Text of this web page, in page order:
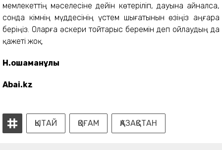
мемлекеттің мәселесіне дейін көтеріліп, дауына айналса,
сонда кімнің мүддесінің үстем шығатынын өзіңіз аңғара
беріңіз. Оларға әскери тойтарыс беремін деп ойлаудың да
қажеті жоқ.
Н.Қошаманұлы
Abai.kz
ҚЫТАЙ ҚОҒАМ ҚАЗАҚСТАН